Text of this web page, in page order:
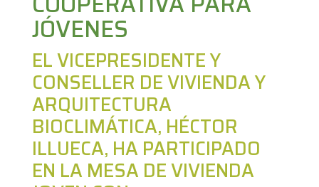
VIVI
END
JÓVENES
EL VICEPRESIDENTE Y
CONSELLER DE VIVIENDA Y
ARQUITECTURA
BIOCLIMÁTICA, HÉCTOR
ILLUECA, HA PARTICIPADO
EN LA MESA DE VIVIENDA